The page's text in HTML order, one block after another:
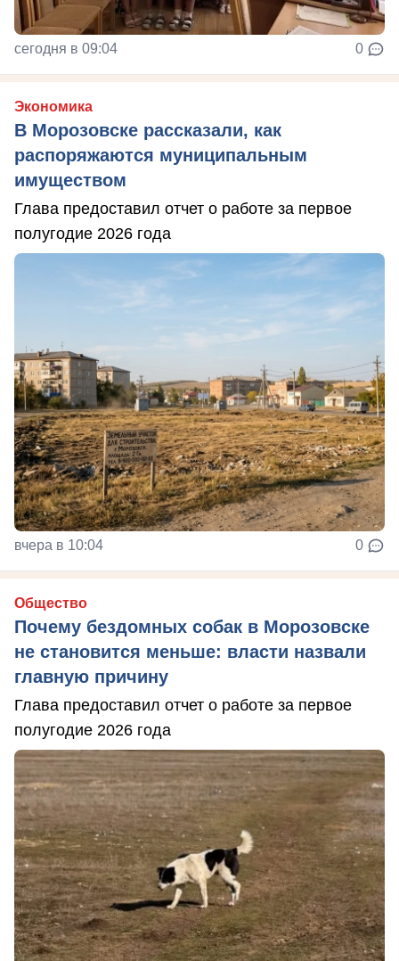
сегодня в 09:04 0
Экономика
В Морозовске рассказали, как
распоряжаются муниципальным
имуществом
Глава предоставил отчет о работе за первое
полугодие 2026 года
вчера в 10:04 0
Общество
Почему бездомных собак в Морозовске
не становится меньше: власти назвали
главную причину
Глава предоставил отчет о работе за первое
полугодие 2026 года